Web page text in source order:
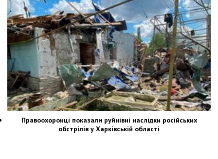
Правоохоронці показали руйнівні наслідки російських
обстрілів у Харківській області